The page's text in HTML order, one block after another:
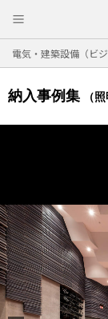
電気・建築設備（ビジ
納入事例集 （